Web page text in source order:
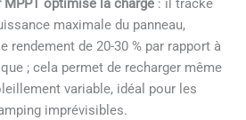
MPPT optimise la charge : il tracke
maximale du panneau,
rendement de 20-30 % par rapport à
; cela permet de recharger même
variable, idéal pour les
imprévisibles.